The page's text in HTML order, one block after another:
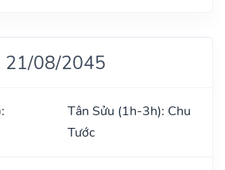
21/08/2045
Tân Sửu (1h-3h): Chu
Tước